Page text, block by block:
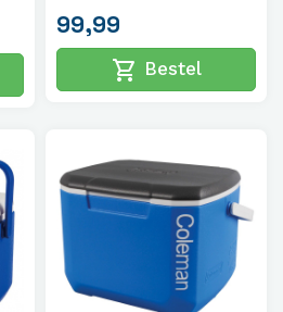
99,99
shopping_cart Bestel